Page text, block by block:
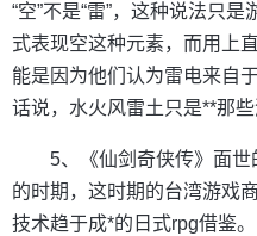
“空”不是“雷”，这种说法只
式表现空这种元素，而用上
能是因为他们认为雷电来自
话说，水火风雷土只是**那
5、《仙剑奇侠传》面
的时期，这时期的台湾游戏
技术趋于成*的日式rpg借鉴